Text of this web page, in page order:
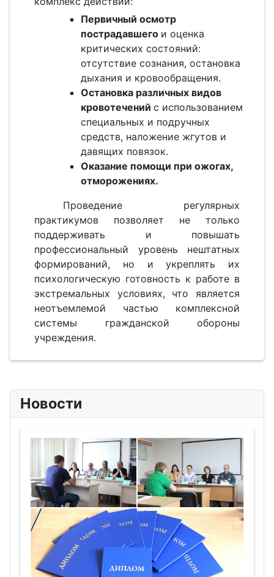
Новости
Первичный осмотр
пострадавшего и оценка
критических состояний:
отсутствие сознания, остановка
дыхания и кровообращения.
Остановка различных видов
кровотечений с использованием
специальных и подручных
средств, наложение жгутов и
давящих повязок.
Оказание помощи при ожогах,
отморожениях.
Проведение регулярных
практикумов позволяет не только
поддерживать и повышать
профессиональный уровень нештатных
формирований, но и укреплять их
психологическую готовность к работе в
экстремальных условиях, что является
неотъемлемой частью комплексной
системы гражданской обороны
учреждения.